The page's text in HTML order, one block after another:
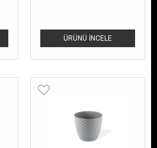
ÜRÜNÜ İNCELE